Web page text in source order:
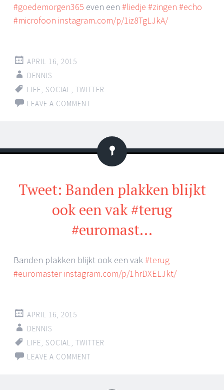
#goedemorgen365 even een #liedje #zingen #echo
#microfoon instagram.com/p/1iz8TgLJkA/
APRIL 16, 2015
DENNIS
LIFE SOCIAL
TWITTER
LEAVE A COMMENT
Status
Tweet: Banden plakken blijkt
ook een vak #terug
#euromast…
Banden plakken blijkt ook een vak #terug
#euromaster instagram.com/p/1hrDXELJkt/
APRIL 16, 2015
DENNIS
LIFE SOCIAL
TWITTER
LEAVE A COMMENT